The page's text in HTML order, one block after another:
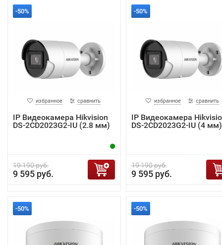
-50%
избранное сравнить
IP Видеокамера Hikvision
DS-2CD2023G2-IU (2.8 мм)
19 190 руб.
9 595 руб.
-50%
избранное сравнить
IP Видеокамера
DS-2CD2023G2-IU (4 мм)
19 190 руб.
9 595 руб.
-50% -50%